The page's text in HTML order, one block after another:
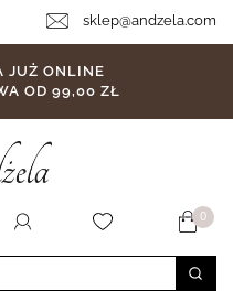
sklep@andzela.com
JUŻ ONLINE
OD 99,00 ZŁ
0